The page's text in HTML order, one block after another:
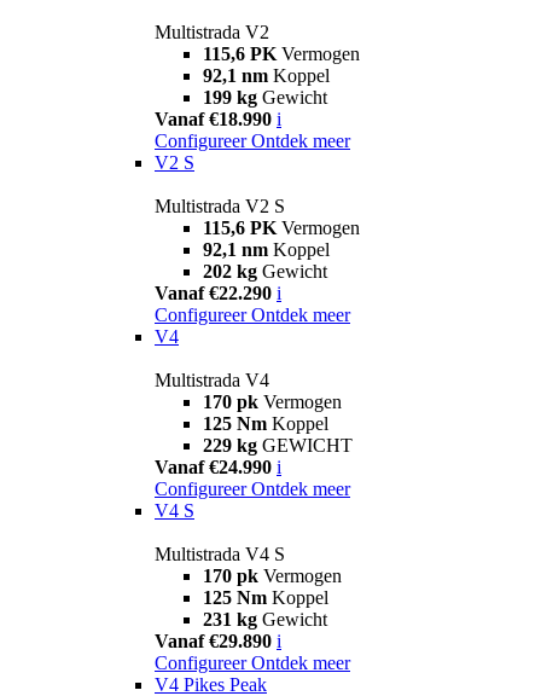
Multistrada V2
115,6 PK Vermogen
92,1 nm Koppel
199 kg Gewicht
Vanaf €18.990 i
Configureer Ontdek meer
V2 S
Multistrada V2 S
115,6 PK Vermogen
92,1 nm Koppel
202 kg Gewicht
Vanaf €22.290 i
Configureer Ontdek meer
V4
Multistrada V4
170 pk Vermogen
125 Nm Koppel
229 kg GEWICHT
Vanaf €24.990 i
Configureer Ontdek meer
V4 S
Multistrada V4 S
170 pk Vermogen
125 Nm Koppel
231 kg Gewicht
Vanaf €29.890 i
Configureer Ontdek meer
V4 Pikes Peak